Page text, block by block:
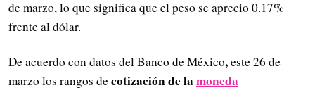
de marzo, lo que significa queel peso se aprecio 0.17%
frente al dólar.
De acuerdo con datos del Banco de México,este 26 de
marzo los rangos decotizaciónde la moneda